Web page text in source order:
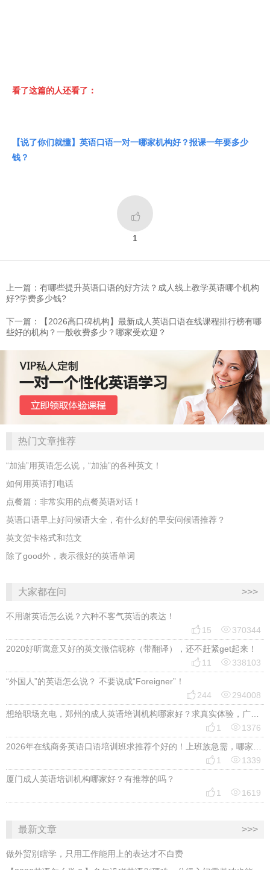
看了这篇的人还看了：
【说了你们就懂】英语口语一对一哪家机构好？报课一年要多少
钱？

1
上一篇：有哪些提升英语口语的好方法？成人线上教学英语哪个机构
好?学费多少钱?
下一篇：【2026高口碑机构】最新成人英语口语在线课程排行榜有哪
些好的机构？一般收费多少？哪家受欢迎？
热门文章推荐
“加油”用英语怎么说，“加油”的各种英文！
如何用英语打电话
点餐篇：非常实用的点餐英语对话！
英语口语早上好问候语大全，有什么好的早安问候语推荐？
英文贺卡格式和范文
除了good外，表示很好的英语单词
大家都在问 >>>
不用谢英语怎么说？六种不客气英语的表达！
 15 370344
2020好听寓意又好的英文微信昵称（带翻译），还不赶紧get起来！
 11 338103
“外国人”的英语怎么说？ 不要说成“Foreigner”！
 244 294008
想给职场充电，郑州的成人英语培训机构哪家好？求真实体验，广告勿扰，感谢！
 1 1376
2026年在线商务英语口语培训班求推荐个好的！上班族急需，哪家好？
 1 1339
厦门成人英语培训机构哪家好？有推荐的吗？
 1 1619
最新文章 >>>
做外贸别瞎学，只用工作能用上的表达才不白费